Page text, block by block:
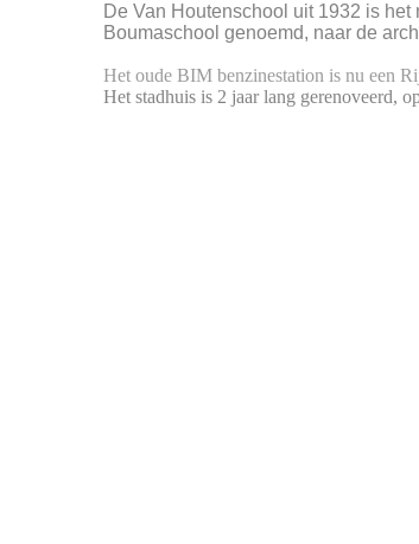
De Van Houtenschool uit 1932 is
Boumaschool genoemd, naar de
Het oude BIM benzinestation is nu een
Het stadhuis is 2 jaar lang gerenoveerd,